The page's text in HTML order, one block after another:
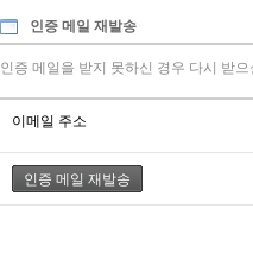
인증 메일 재발송
인증 메일을 받지 못하신 경우 다시 받
이메일 주소